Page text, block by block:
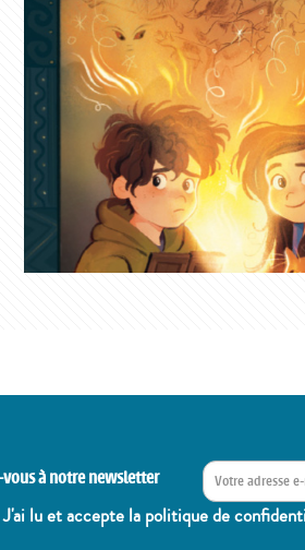
à notre newsletter
J'ai lu et accepte la politique de